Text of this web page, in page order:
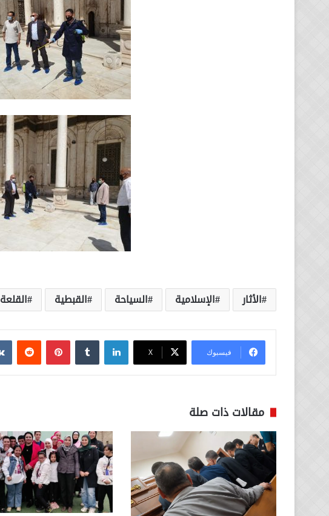
الأثار الإسلامية السياحة القبطية القلعة
فيسبوك ‫X
لينكدإن بينتيريست
مقالات ذات صلة